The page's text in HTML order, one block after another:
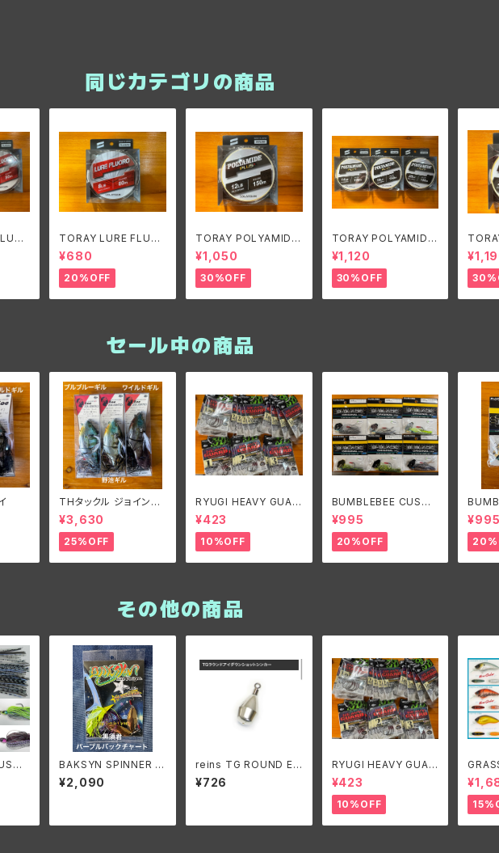
同じカテゴリの商品
TORAY LURE FLUO
RO/東レ ルアーフロロ
8lb
¥680
20%OFF
TORAY POLYAMIDE
PLUS/東レ ポリアミド
プラス 12lb
¥1,050
30%OFF
TORAY POLYAMIDE
PLUS/東レ ポリアミド
プラス 14,16,20lb
¥1,120
30%OFF
PLUS/
プラス
セール中の商品
THタックル ジョイント
ゾーイ
¥3,630
25%OFF
RYUGI HEAVY GUAR
D TALISMAN/リュー
ギ ヘビーガードタリズ
マン
¥423
10%OFF
BUMBLEBEE CUSTO
M LURES B-BLADE
ORIGINAL 1/4oz/バン
ブルビーカスタムルアー
ズ ビーブレードオリジ
ナル1/4oz
¥995
20%OFF
M
ブルビ
ズ ビ
3/8oz
¥995
その他の商品
BAKSYN SPINNER B
AITS 3/8oz. 黒須君カ
ラー /バクシン スピナー
¥2,090
reins TG ROUND EY
E DOWN SHOT SIN
KER/レイン TGラウン
¥726
RYUGI HEAVY GUAR
D TALISMAN/リュー
ギ ヘビーガードタリズ
マン
¥423
10%OFF
BBIT
ランビ